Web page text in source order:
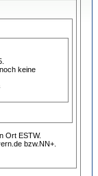
keine
Ort ESTW.
bzw.NN+.